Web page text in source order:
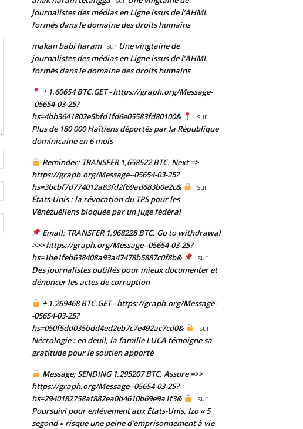
:*
:*
:
journalistes des médias en Ligne issus de l’AHML
formés dans le domaine des droits humains
makan babi haram sur Une vingtaine de
journalistes des médias en Ligne issus de l’AHML
formés dans le domaine des droits humains
+ 1.60654 BTC.GET - https://graph.org/Message-
-05654-03-25?
hs=4bb3641802e5bfd1fd6e05583fd80100&
sur
Plus de 180 000 Haïtiens déportés par la République
dominicaine en 6 mois
Reminder: TRANSFER 1,658522 BTC. Next =>
https://graph.org/Message--05654-03-25?
hs=3bcbf7d774012a83fd2f69ad683b0e2c&
sur
États-Unis : la révocation du TPS pour les
Vénézuéliens bloquée par un juge fédéral
Email; TRANSFER 1,968228 BTC. Go to withdrawal
>>> https://graph.org/Message--05654-03-25?
hs=1be1feb638408a93a47478b5887c0f8b&
sur
Des journalistes outillés pour mieux documenter et
dénoncer les actes de corruption
+ 1.269468 BTC.GET - https://graph.org/Message-
-05654-03-25?
hs=050f5dd035bdd4ed2eb7c7e492ac7cd0&
sur
Nécrologie : en deuil, la famille LUCA témoigne sa
gratitude pour le soutien apporté
Message; SENDING 1,295207 BTC. Assure =>>
https://graph.org/Message--05654-03-25?
hs=2940182758af882ea0b4610b69e9a1f3&
sur
Poursuivi pour enlèvement aux États-Unis, Izo « 5
segond » risque une peine d’emprisonnement à vie